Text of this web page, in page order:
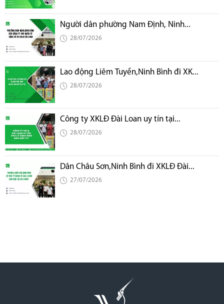
Người dân phường Nam Định, Ninh...
28/07/2026
Lao động Liêm Tuyền,Ninh Bình đi XK...
28/07/2026
Công ty XKLĐ Đài Loan uy tín tại...
28/07/2026
Dân Châu Sơn,Ninh Bình đi XKLĐ Đài...
27/07/2026